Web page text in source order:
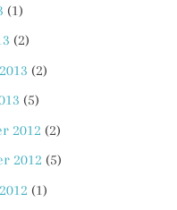
(1)
(2)
(2)
(5)
2012 (2)
2012 (5)
(1)